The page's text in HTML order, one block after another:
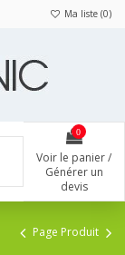
Ma liste (0)
0
Voir le panier /
Générer un
devis
Page Produit